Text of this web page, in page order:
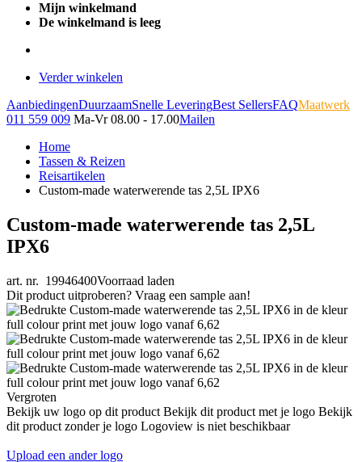
Mijn winkelmand
De winkelmand is leeg
Verder winkelen
AanbiedingenDuurzaamSnelle LeveringBest SellersFAQMaatwerk
011 559 009 Ma-Vr 08.00 - 17.00Mailen
Home
Tassen & Reizen
Reisartikelen
Custom-made waterwerende tas 2,5L IPX6
Custom-made waterwerende tas 2,5L
IPX6
art. nr. 19946400Voorraad laden
Dit product uitproberen? Vraag een sample aan!
Vergroten
Bekijk uw logo op dit product Bekijk dit product met je logo Bekijk
dit product zonder je logo Logoview is niet beschikbaar
Upload een ander logo